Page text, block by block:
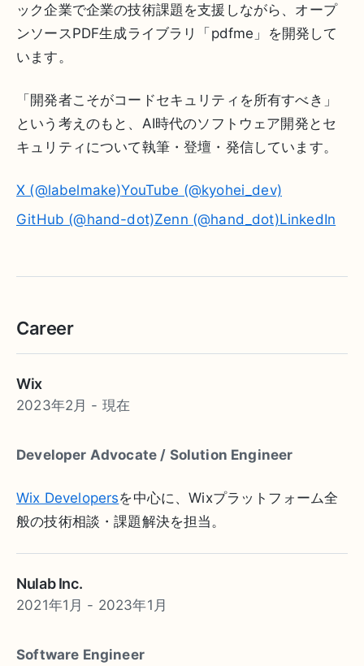
ック企業で企業の技術課題を支援しながら、オープ
ンソースPDF生成ライブラリ「pdfme」を開発して
います。
「開発者こそがコードセキュリティを所有すべき」
という考えのもと、AI時代のソフトウェア開発とセ
キュリティについて執筆・登壇・発信しています。
X (@labelmake)YouTube (@kyohei_dev)
GitHub (@hand-dot)Zenn (@hand_dot)LinkedIn
Career
Wix
2023年2月 - 現在
Developer Advocate / Solution Engineer
Wix Developersを中心に、Wixプラットフォーム全
般の技術相談・課題解決を担当。
Nulab Inc.
2021年1月 - 2023年1月
Software Engineer